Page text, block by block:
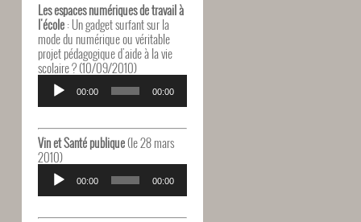
Les espaces numériques de travail à
l'école: Un gadget surfant sur la
mode du numérique ou véritable
projet pédagogique d'aide à la vie
scolaire ? (10/09/2010)
Lecteur
audio
00:00 00:00
Vin et Santé publique(le 28 mars
2010)
Lecteur
audio
00:00 00:00